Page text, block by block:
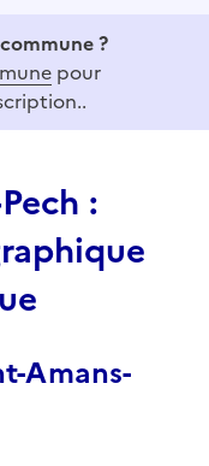
?
pour
:
Amans-